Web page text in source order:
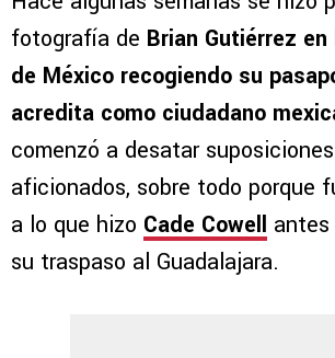
fotografía de Brian Gutiérrez
de México recogiendo su
acredita como ciudadano
comenzó a desatar
aficionados, sobre todo porque
a lo que hizo Cade Cowell
su traspaso al Guadalajara.